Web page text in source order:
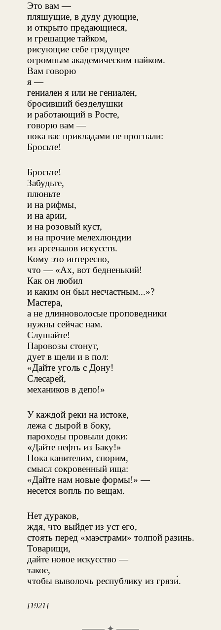
Это вам —
пляшущие, в дуду дующие,
и открыто предающиеся,
и грешащие тайком,
рисующие себе грядущее
огромным академическим пайком.
Вам говорю
я —
гениален я или не гениален,
бросивший безделушки
и работающий в Росте,
говорю вам —
пока вас прикладами не прогнали:
Бросьте!
Бросьте!
Забудьте,
плюньте
и на рифмы,
и на арии,
и на розовый куст,
и на прочие мелехлюндии
из арсеналов искусств.
Кому это интересно,
что — «Ах, вот бедненький!
Как он любил
и каким он был несчастным...»?
Мастера,
а не длинноволосые проповедники
нужны сейчас нам.
Слушайте!
Паровозы стонут,
дует в щели и в пол:
«Дайте уголь с Дону!
Слесарей,
механиков в депо!»
У каждой реки на истоке,
лежа с дырой в боку,
пароходы провыли доки:
«Дайте нефть из Баку!»
Пока канителим, спорим,
смысл сокровенный ища:
«Дайте нам новые формы!» —
несется вопль по вещам.
Нет дураков,
ждя, что выйдет из уст его,
стоять перед «маэстрами» толпой разинь.
Товарищи,
дайте новое искусство —
такое,
чтобы выволочь республику из грязи́.
[1921]